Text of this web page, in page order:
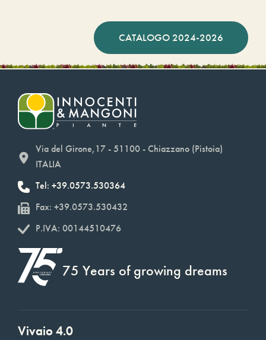
CATALOGO 2024-2026
Via del Girone,17 - 51100 - Chiazzano (Pistoia)
ITALIA
Tel: +39.0573.530364
Fax: +39.0573.530432
P.IVA: 00144510476
75 Years of growing dreams
Vivaio 4.0